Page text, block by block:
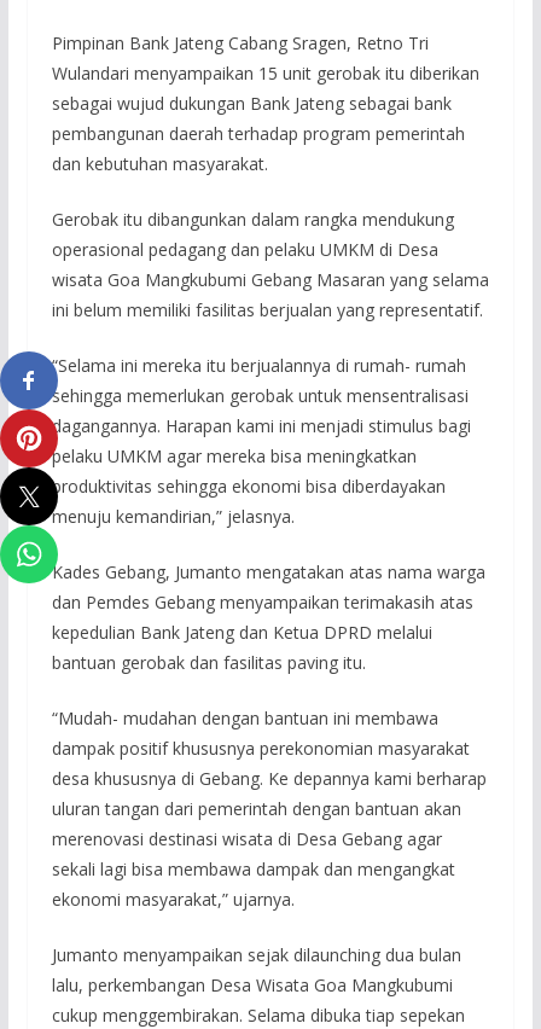
Pimpinan Bank Jateng Cabang Sragen, Retno Tri
Wulandari menyampaikan 15 unit gerobak itu diberikan
sebagai wujud dukungan Bank Jateng sebagai bank
pembangunan daerah terhadap program pemerintah
dan kebutuhan masyarakat.
Gerobak itu dibangunkan dalam rangka mendukung
operasional pedagang dan pelaku UMKM di Desa
wisata Goa Mangkubumi Gebang Masaran yang selama
ini belum memiliki fasilitas berjualan yang representatif.
“Selama ini mereka itu berjualannya di rumah- rumah
sehingga memerlukan gerobak untuk mensentralisasi
dagangannya. Harapan kami ini menjadi stimulus bagi
pelaku UMKM agar mereka bisa meningkatkan
produktivitas sehingga ekonomi bisa diberdayakan
menuju kemandirian,” jelasnya.
Kades Gebang, Jumanto mengatakan atas nama warga
dan Pemdes Gebang menyampaikan terimakasih atas
kepedulian Bank Jateng dan Ketua DPRD melalui
bantuan gerobak dan fasilitas paving itu.
“Mudah- mudahan dengan bantuan ini membawa
dampak positif khususnya perekonomian masyarakat
desa khususnya di Gebang. Ke depannya kami berharap
uluran tangan dari pemerintah dengan bantuan akan
merenovasi destinasi wisata di Desa Gebang agar
sekali lagi bisa membawa dampak dan mengangkat
ekonomi masyarakat,” ujarnya.
Jumanto menyampaikan sejak dilaunching dua bulan
lalu, perkembangan Desa Wisata Goa Mangkubumi
cukup menggembirakan. Selama dibuka tiap sepekan